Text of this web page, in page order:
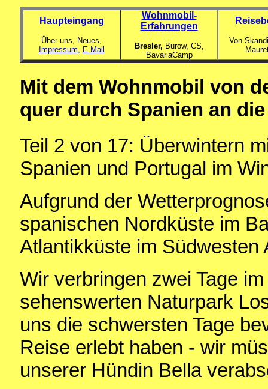
Haupteingang
Über uns, Neues,
Impressum, E-Mail
Wohnmobil-
Erfahrungen
Bresler, Burow, CS,
BavariaCamp
Von
Mit dem Wohnmobil von
quer durch Spanien an
Teil 2 von 17: Überwintern
Spanien und Portugal im
Aufgrund der
spanischen Nordküste im
Atlantikküste im Südwesten
Wir verbringen zwei Tage
sehenswerten Naturpark
uns die schwersten Tage
Reise erlebt haben - wir
unserer Hündin Bella